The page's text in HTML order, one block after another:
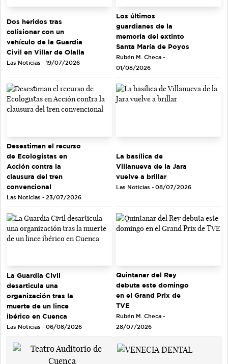
Dos heridos tras
colisionar con un
vehículo de la Guardia
Civil en Villar de Olalla
Las Noticias - 19/07/2026
Los últimos
guardianes de la
memoria del extinto
Santa María de Poyos
Rubén M. Checa -
01/08/2026
Desestiman el recurso
de Ecologistas en
Acción contra la
clausura del tren
convencional
Las Noticias - 23/07/2026
La basílica de
Villanueva de la Jara
vuelve a brillar
Las Noticias - 08/07/2026
La Guardia Civil
desarticula una
organización tras la
muerte de un lince
ibérico en Cuenca
Las Noticias - 06/08/2026
Quintanar del Rey
debuta este domingo
en el Grand Prix de
TVE
Rubén M. Checa -
28/07/2026